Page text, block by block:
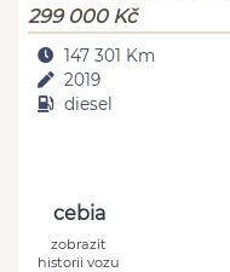
299 000 Kč
147 301 Km
2019
diesel
cebia
zobrazit
historii vozu